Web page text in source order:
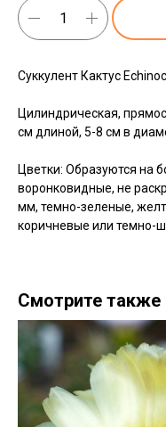
Суккулент Кактус
Цилиндрическая,
см длиной, 5-8 см в
Цветки: Образуются на
воронковидные, не
мм, темно-зеленые,
коричневые или темно-
Смотрите также